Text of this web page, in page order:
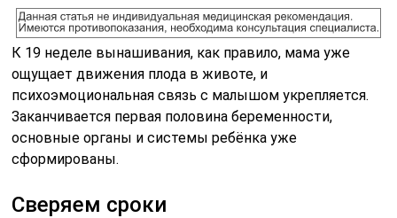
К 19 неделе вынашивания, как правило, мама уже
ощущает движения плода в животе, и
психоэмоциональная связь с малышом укрепляется.
Заканчивается первая половина беременности,
основные органы и системы ребёнка уже
сформированы.
Сверяем сроки